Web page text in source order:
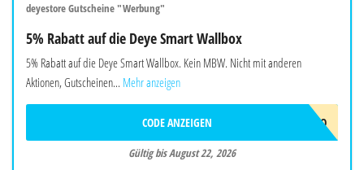
deyestore Gutscheine "Werbung"
5% Rabatt auf die Deye Smart Wallbox
5% Rabatt auf die Deye Smart Wallbox. Kein MBW. Nicht mit anderen
Aktionen, Gutscheinen... Mehr anzeigen
EVCJULYPROMO
CODE ANZEIGEN
Gültig bis August 22, 2026